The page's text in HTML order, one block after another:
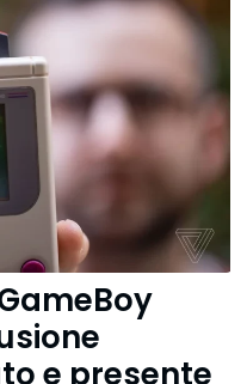
e presente